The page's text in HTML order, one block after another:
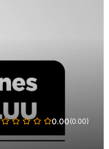
0.00(0.00)